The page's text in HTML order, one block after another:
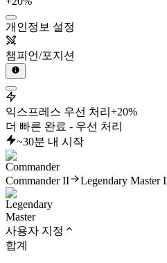
개인정보 설정
챔피언/포지션
익스프레스 우선 처리 +20%
더 빠른 완료 - 우선 처리
~30분 내 시작
Commander II Legendary Master I
사용자 지정
합계